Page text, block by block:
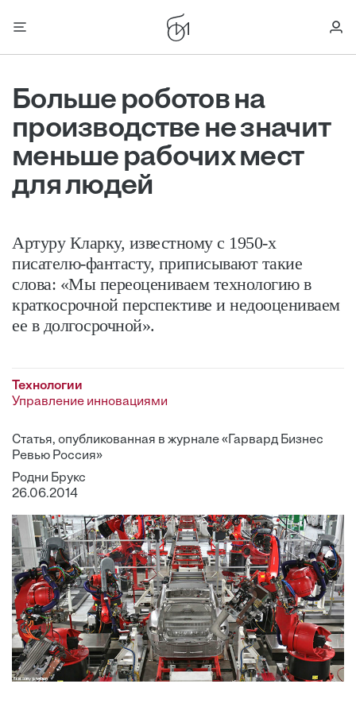
Больше роботов на
производстве не значит
меньше рабочих мест
для людей
Артуру Кларку, известному с 1950-х
писателю-фантасту, приписывают такие
слова: «Мы переоцениваем технологию в
краткосрочной перспективе и недооцениваем
ее в долгосрочной».
Технологии
Управление инновациями
Статья, опубликованная в журнале «Гарвард Бизнес
Ревью Россия»
Родни Брукс
26.06.2014